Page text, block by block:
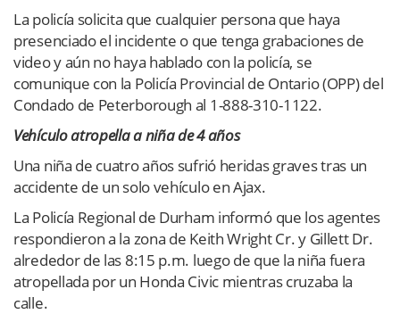
La policía solicita que cualquier persona que haya
presenciado el incidente o que tenga grabaciones de
video y aún no haya hablado con la policía, se
comunique con la Policía Provincial de Ontario (OPP) del
Condado de Peterborough al 1-888-310-1122.
Vehículo atropella a niña de 4 años
Una niña de cuatro años sufrió heridas graves tras un
accidente de un solo vehículo en Ajax.
La Policía Regional de Durham informó que los agentes
respondieron a la zona de Keith Wright Cr. y Gillett Dr.
alrededor de las 8:15 p.m. luego de que la niña fuera
atropellada por un Honda Civic mientras cruzaba la
calle.